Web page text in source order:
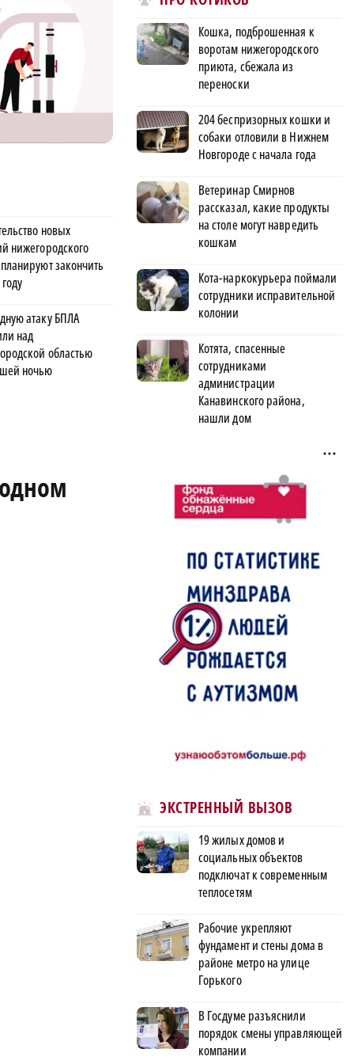
новых
нижегородского
закончить
атаку БПЛА
над
областью
ночью
Кошка, подброшенная к
воротам нижегородского
приюта, сбежала из
переноски
204 беспризорных кошки и
собаки отловили в Нижнем
Новгороде с начала года
Ветеринар Смирнов
рассказал, какие продукты
на столе могут навредить
кошкам
Кота-наркокурьера поймали
сотрудники исправительной
колонии
Котята, спасенные
сотрудниками
администрации
Канавинского района,
нашли дом
ЭКСТРЕННЫЙ ВЫЗОВ
19 жилых домов и
социальных объектов
подключат к современным
теплосетям
Рабочие укрепляют
фундамент и стены дома в
районе метро на улице
Горького
В Госдуме разъяснили
порядок смены управляющей
компании